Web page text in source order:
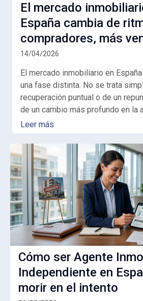
El mercado
España cambia de
compradores, más
14/04/2026
El mercado inmobiliario en
una fase distinta. No se trata
recuperación puntual o de un
de un cambio más profundo en la
Leer más
Cómo ser Agente
Independiente en
morir en el intento